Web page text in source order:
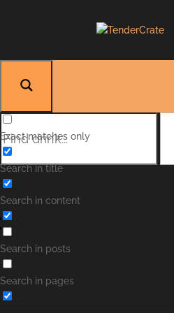
Exact matches only
Search in title
Search in content
Search in posts
Search in pages